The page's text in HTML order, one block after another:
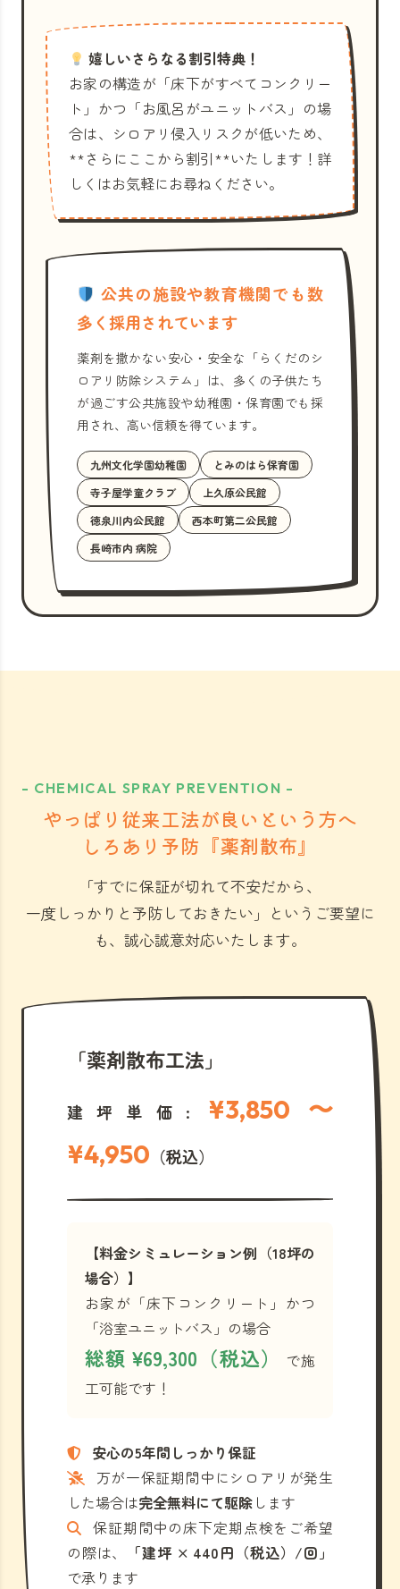
嬉しいさらなる割引特典！
お家の構造が「床下がすべてコンクリー
ト」かつ「お風呂がユニットバス」の場
合は、シロアリ侵入リスクが低いため、
**さらにここから割引**いたします！詳
しくはお気軽にお尋ねください。
公共の施設や教育機関でも数
多く採用されています
薬剤を撒かない安心・安全な「らくだのシ
ロアリ防除システム」は、多くの子供たち
が過ごす公共施設や幼稚園・保育園でも採
用され、高い信頼を得ています。
九州文化学園幼稚園
とみのはら保育園
寺子屋学童クラブ
上久原公民館
徳泉川内公民館
西本町第二公民館
長崎市内 病院
- CHEMICAL SPRAY PREVENTION -
やっぱり従来工法が良いという方へ
しろあり予防『薬剤散布』
「すでに保証が切れて不安だから、
一度しっかりと予防しておきたい」 というご要望に
も、誠心誠意対応いたします。
「薬剤散布工法」
建坪単価: ¥3,850 〜
¥4,950 （税込）
【料金シミュレーション例（18坪の
場合）】
お家が「床下コンクリート」かつ
「浴室ユニットバス」の場合
総額 ¥69,300（税込）
で施
工可能です！
安心の5年間しっかり保証
万が一保証期間中にシロアリが発生
した場合は完全無料にて駆除 します
保証期間中の床下定期点検をご希望
の際は、
「建坪 × 440円（税込）/回」
で承ります